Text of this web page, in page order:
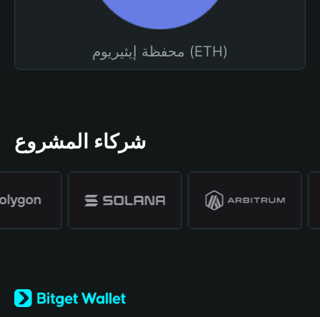
محفظة إيثيريوم (ETH)
شركاء المشروع